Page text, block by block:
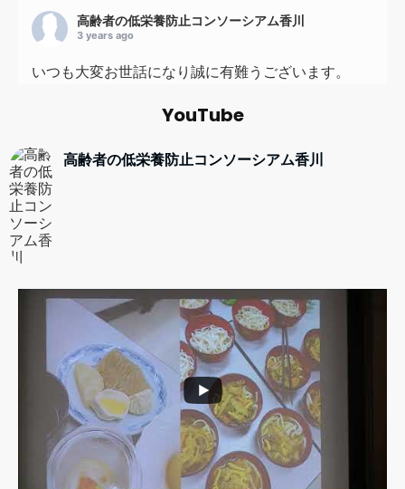
高齢者の低栄養防止コンソーシアム香川
3 years ago
いつも大変お世話になり誠に有難うございます。
12月9日（土）久しぶりにリアル（WEBあり）のイ
ベントを開催する運びとなりました。
開催日 12月9日（土）14：00～16：00
会 場 サンポート高松 シンボルタワー5階 ＢＢ
スクエア（定員70名）
【お申込み方法】
下記よりのご案内＆お申込をご確認ください。
ここからダウンロード→https://linkeat.net/wp-
content/uploads/2023/11/e1ad83e9f6c25d0666b
d1109ec64cafa.pdf
会場申込は、お電話もしくはＦＡＸとなります。
ＺＯＯＭご参加の場合は、記載のＱＲコードから
か、下記のアドレスからお願い致します。
YouTube
高齢者の低栄養防止コンソーシアム香川